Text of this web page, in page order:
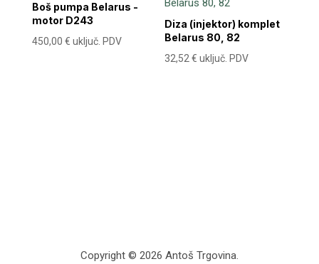
Boš pumpa Belarus -
motor D243
450,00 € uključ. PDV
Diza (injektor) komplet
Belarus 80, 82
32,52€ uključ. PDV
Copyright © 2026 Antoš Trgovina.